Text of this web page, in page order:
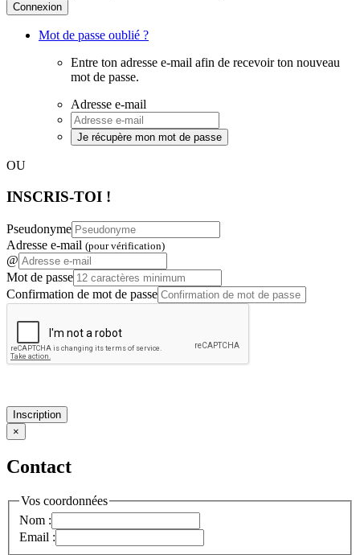
Connexion
Mot de passe oublié ?
Entre ton adresse e-mail afin de recevoir ton nouveau
mot de passe.
Adresse e-mail
Je récupère mon mot de passe
OU
INSCRIS-TOI !
Pseudonyme
Adresse e-mail (pour vérification)
@
Mot de passe
Confirmation de mot de passe
Inscription
×
Contact
Vos coordonnées
Nom :
Email :